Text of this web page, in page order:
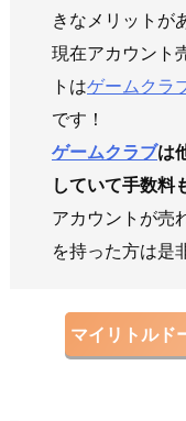
きなメリットが
現在アカウント
トはゲームクラ
です！
ゲームクラブは
していて手数料
アカウントが売
を持った方は是
マイリトルド